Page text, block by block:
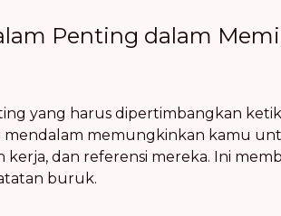
Penting dalam
yang harus dipertimbangkan
mendalam memungkinkan kamu
dan referensi mereka. Ini
buruk.